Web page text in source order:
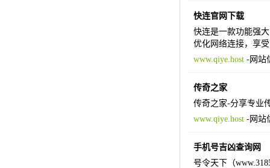
快连官网下载
快连是一款功能强
优化网络连接，享
www.qiye.host-网站
传奇之家
传奇之家-分享专业
www.qiye.host-网站
手机号吉凶查询网
号令天下（